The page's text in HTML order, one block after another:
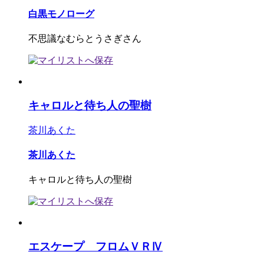
白黒モノローグ
不思議なむらとうさぎさん
キャロルと待ち人の聖樹
茶川あくた
茶川あくた
キャロルと待ち人の聖樹
エスケープ フロムＶＲⅣ